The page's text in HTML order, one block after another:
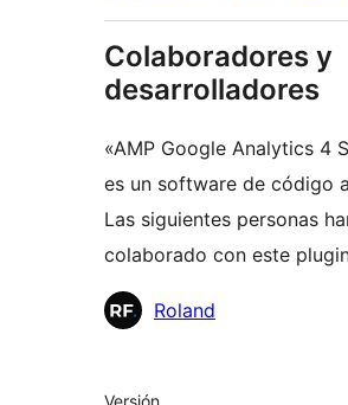
Colaboradores y
desarrolladores
«AMP Google Analytics 4
es un software de código
Las siguientes personas
colaborado con este
Colaboradores
Roland
Meta
Versión